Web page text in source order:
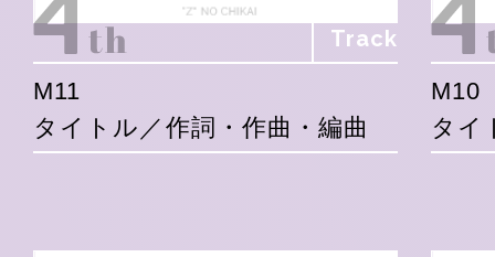
Track
M11
タイトル／作詞・作曲・編曲
M10
タイ